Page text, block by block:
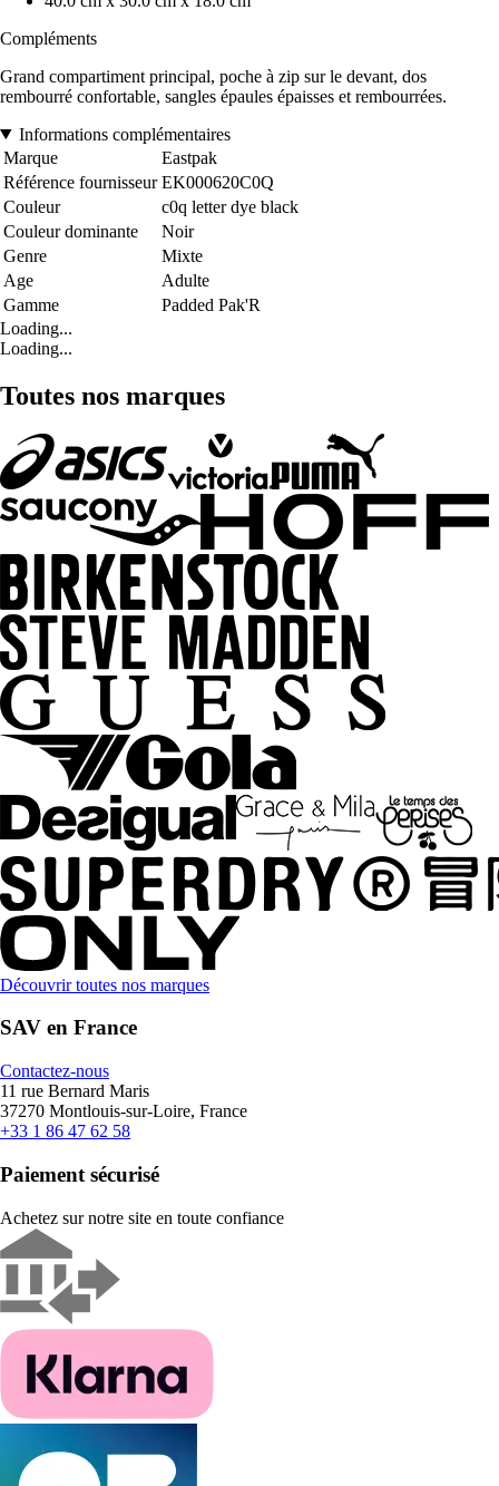
Compléments
Grand compartiment principal, poche à zip sur le devant, dos
rembourré confortable, sangles épaules épaisses et rembourrées.
Informations complémentaires
Marque
Eastpak
Référence fournisseur EK000620C0Q
Couleur
c0q letter dye black
Couleur dominante
Noir
Genre
Mixte
Age
Adulte
Gamme
Padded Pak'R
Loading...
Loading...
Toutes nos marques
Découvrir toutes nos marques
SAV en France
Contactez-nous
11 rue Bernard Maris
37270 Montlouis-sur-Loire, France
+33 1 86 47 62 58
Paiement sécurisé
Achetez sur notre site en toute confiance